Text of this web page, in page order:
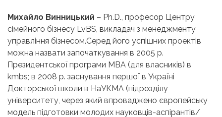
Михайло Винницький – Ph.D., професор Центру
сімейного бізнесу LvBS, викладач з менеджменту
управління бізнесом.Серед його успішних проектів
можна назвати започаткування в 2005 р.
Президентської програми МВА (для власників) в
kmbs; в 2008 р. заснування першої в Україні
Докторської школи в НаУКМА (підрозділу
університету, через який впроваджено європейську
модель підготовки молодих науковців-аспірантів/